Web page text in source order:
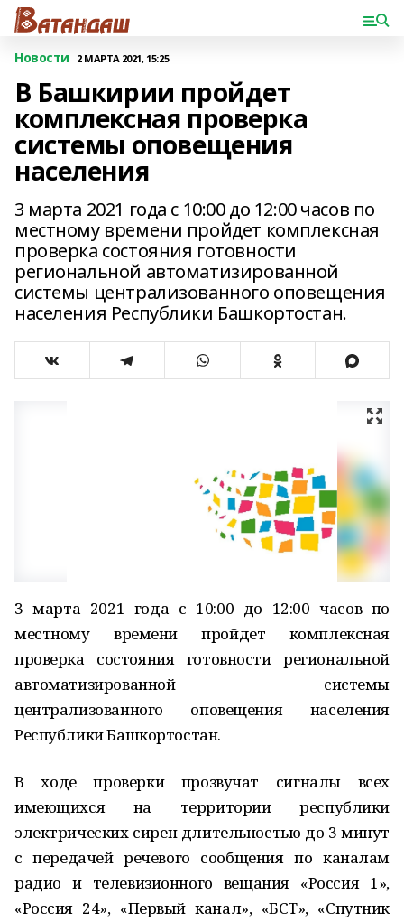
Новости 2 МАРТА 2021, 15:25
В Башкирии пройдет
комплексная проверка
системы оповещения
населения
3 марта 2021 года с 10:00 до 12:00 часов по
местному времени пройдет комплексная
проверка состояния готовности
региональной автоматизированной
системы централизованного оповещения
населения Республики Башкортостан.
3 марта 2021 года с 10:00 до 12:00 часов по
местному времени пройдет комплексная
проверка состояния готовности региональной
автоматизированной системы
централизованного оповещения населения
Республики Башкортостан.
В ходе проверки прозвучат сигналы всех
имеющихся на территории республики
электрических сирен длительностью до 3 минут
с передачей речевого сообщения по каналам
радио и телевизионного вещания «Россия 1»,
«Россия 24», «Первый канал», «БСТ», «Спутник